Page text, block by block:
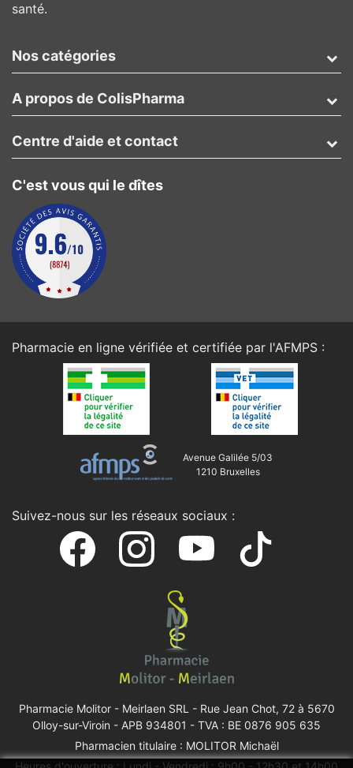
santé.
Nos catégories
A propos de ColisPharma
C'est vous qui le dîtes
Centre d'aide et contact
Pharmacie en ligne vérifiée et certifiée par l'AFMPS :
Avenue Galilée 5/03
1210 Bruxelles
Suivez-nous sur les réseaux sociaux :
Pharmacie Molitor - Meirlaen SRL - Rue Jean Chot, 72 à 5670
Olloy-sur-Viroin - APB 934801 - TVA : BE 0876 905 635
Pharmacien titulaire : MOLITOR Michaël